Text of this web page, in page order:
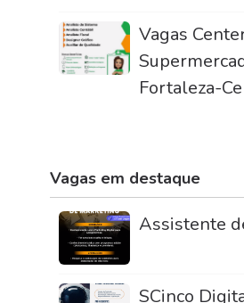
Vagas
Fortaleza-Ce
Vagas em destaque
Assistente
SCinco